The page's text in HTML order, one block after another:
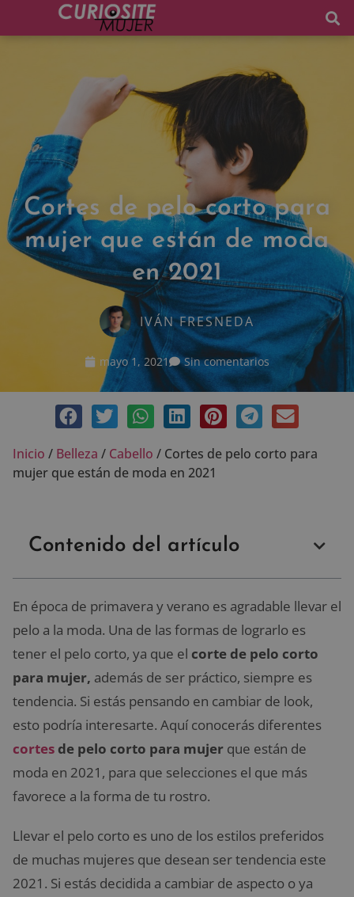
Cortes de pelo corto para
mujer que están de moda
en 2021
IVÁN FRESNEDA
mayo 1, 2021 Sin comentarios
Inicio / Belleza / Cabello / Cortes de pelo corto para
mujer que están de moda en 2021
Contenido del artículo
En época de primavera y verano es agradable llevar el
pelo a la moda. Una de las formas de lograrlo es
tener el pelo corto, ya que el corte de pelo corto
para mujer, además de ser práctico, siempre es
tendencia. Si estás pensando en cambiar de look,
esto podría interesarte. Aquí conocerás diferentes
cortes de pelo corto para mujer que están de
moda en 2021, para que selecciones el que más
favorece a la forma de tu rostro.
Llevar el pelo corto es uno de los estilos preferidos
de muchas mujeres que desean ser tendencia este
2021. Si estás decidida a cambiar de aspecto o ya